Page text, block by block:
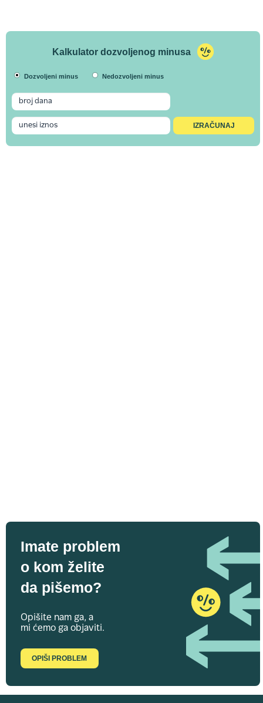
Kalkulator dozvoljenog minusa
Dozvoljeni minus Nedozvoljeni minus
Imate problem
o kom želite
da pišemo?
Opišite nam ga, a
mi ćemo ga objaviti.
OPIŠI PROBLEM